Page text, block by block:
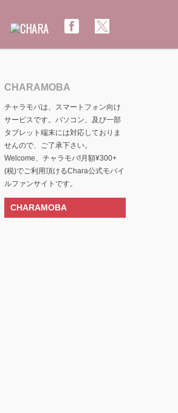
CHARAMOBA
チャラモバは、スマートフォン向け
サービスです。パソコン、及び一部
タブレット端末には対応しておりま
せんので、ご了承下さい。
Welcome、チャラモバ!月額¥300+
(税)でご利用頂けるChara公式モバイ
ルファンサイトです。
CHARAMOBA